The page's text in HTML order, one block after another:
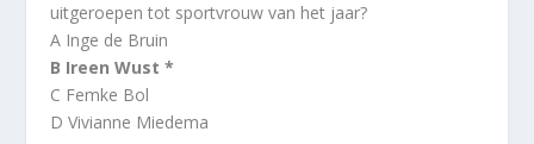
uitgeroepen tot sportvrouw van het jaar?
A Inge de Bruin
B Ireen Wust *
C Femke Bol
D Vivianne Miedema